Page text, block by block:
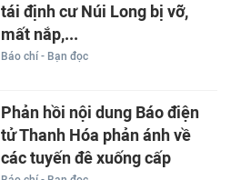
tái định cư Núi Long bị vỡ,
mất nắp,...
Báo chí - Bạn đọc
Phản hồi nội dung Báo điện
tử Thanh Hóa phản ánh về
các tuyến đê xuống cấp